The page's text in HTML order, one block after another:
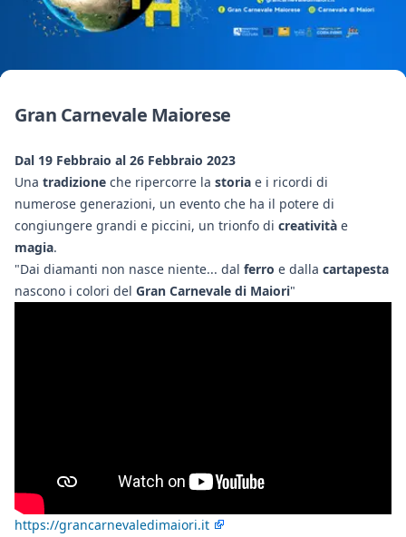
Gran Carnevale Maiorese
Dal 19 Febbraio al 26 Febbraio 2023
Una tradizione che ripercorre la storia e i ricordi di
numerose generazioni, un evento che ha il potere di
congiungere grandi e piccini, un trionfo di creatività e
magia.
"Dai diamanti non nasce niente... dal ferro e dalla cartapesta
nascono i colori del Gran Carnevale di Maiori"
https://grancarnevaledimaiori.it